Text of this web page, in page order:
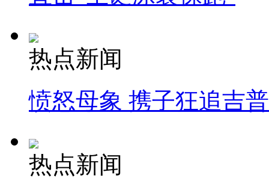
热点新闻
愤怒母象 携子狂追吉
热点新闻